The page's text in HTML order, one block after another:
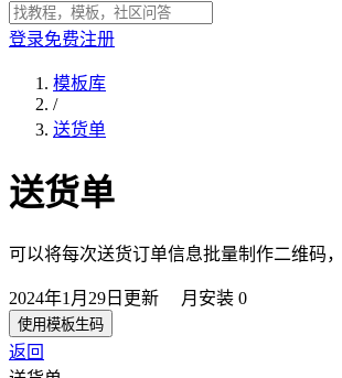
登录免费注册
模板库
/
送货单
送货单
可以将每次送货订单信息批量制作二维码
2024年1月29日 更新 月安装 0
使用模板生码
返回